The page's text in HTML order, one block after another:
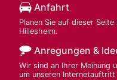
Anfahrt
Planen Sie auf dieser
Hillesheim.
Anregungen &
Wir sind an Ihrer Meinung
um unseren